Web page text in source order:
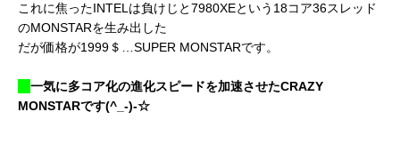
これに焦ったINTELは負けじと7980XEという18コア36スレッド
のMONSTARを生み出した
だが価格が1999＄…SUPER MONSTARです。
一気に多コア化の進化スピードを加速させたCRAZY
MONSTARです(^_-)-☆